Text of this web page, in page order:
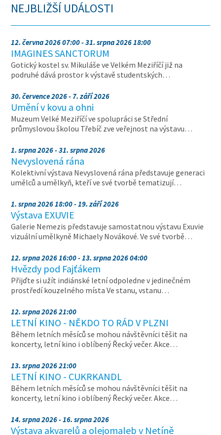
NEJBLIŽŠÍ UDÁLOSTI
12. června 2026 07:00 - 31. srpna 2026 18:00
IMAGINES SANCTORUM
Gotický kostel sv. Mikuláše ve Velkém Meziříčí již na
podruhé dává prostor k výstavě studentských…
30. července 2026 - 7. září 2026
Umění v kovu a ohni
Muzeum Velké Meziříčí ve spolupráci se Střední
průmyslovou školou Třebíč zve veřejnost na výstavu…
1. srpna 2026 - 31. srpna 2026
Nevyslovená rána
Kolektivní výstava Nevyslovená rána představuje generaci
umělců a umělkyň, kteří ve své tvorbě tematizují…
1. srpna 2026 18:00 - 19. září 2026
Výstava EXUVIE
Galerie Nemezis představuje samostatnou výstavu Exuvie
vizuální umělkyně Michaely Novákové. Ve své tvorbě…
12. srpna 2026 16:00 - 13. srpna 2026 04:00
Hvězdy pod Fajťákem
Přijďte si užít indiánské letní odpoledne v jedinečném
prostředí kouzelného místa Ve stanu, vstanu…
12. srpna 2026 21:00
LETNÍ KINO - NĚKDO TO RÁD V PLZNI
Během letních měsíců se mohou návštěvníci těšit na
koncerty, letní kino i oblíbený Řecký večer. Akce…
13. srpna 2026 21:00
LETNÍ KINO - CUKRKANDL
Během letních měsíců se mohou návštěvníci těšit na
koncerty, letní kino i oblíbený Řecký večer. Akce…
14. srpna 2026 - 16. srpna 2026
Výstava akvarelů a olejomaleb v Netíně